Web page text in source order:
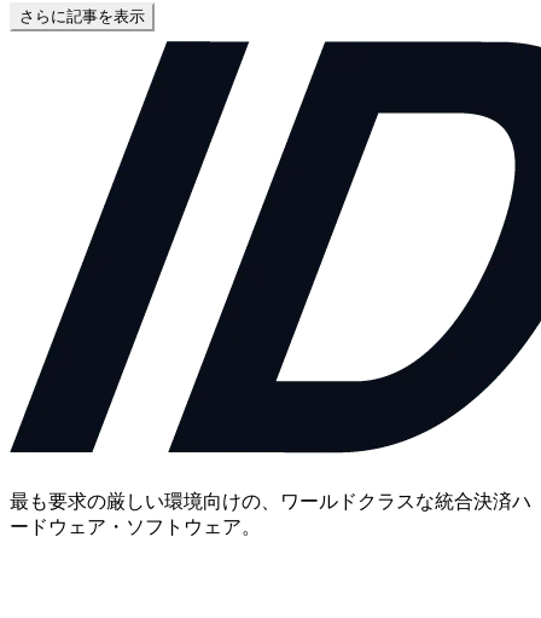
さらに記事を表示
最も要求の厳しい環境向けの、ワールドクラスな統合決済ハ
ードウェア・ソフトウェア。